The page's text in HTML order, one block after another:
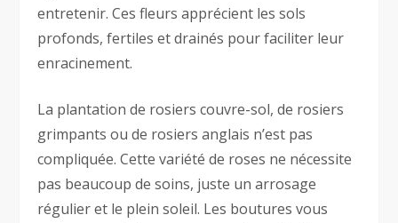
entretenir. Ces fleurs apprécient les sols
profonds, fertiles et drainés pour faciliter leur
enracinement.
La plantation de rosiers couvre-sol, de rosiers
grimpants ou de rosiers anglais n’est pas
compliquée. Cette variété de roses ne nécessite
pas beaucoup de soins, juste un arrosage
régulier et le plein soleil. Les boutures vous